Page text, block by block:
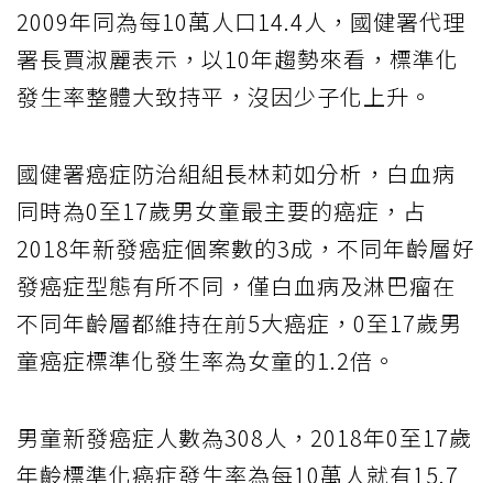
2009年同為每10萬人口14.4人，國健署代理
署長賈淑麗表示，以10年趨勢來看，標準化
發生率整體大致持平，沒因少子化上升。
國健署癌症防治組組長林莉如分析，白血病
同時為0至17歲男女童最主要的癌症，占
2018年新發癌症個案數的3成，不同年齡層好
發癌症型態有所不同，僅白血病及淋巴瘤在
不同年齡層都維持在前5大癌症，0至17歲男
童癌症標準化發生率為女童的1.2倍。
男童新發癌症人數為308人，2018年0至17歲
年齡標準化癌症發生率為每10萬人就有15.7